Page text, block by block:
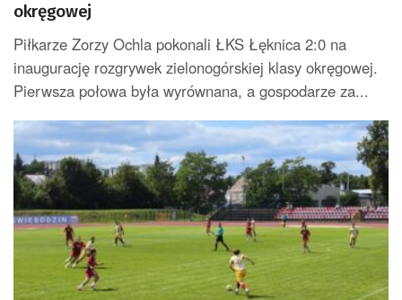
okręgowej
Piłkarze Zorzy Ochla pokonali ŁKS Łęknica 2:0 na
inaugurację rozgrywek zielonogórskiej klasy okręgowej.
Pierwsza połowa była wyrównana, a gospodarze za...